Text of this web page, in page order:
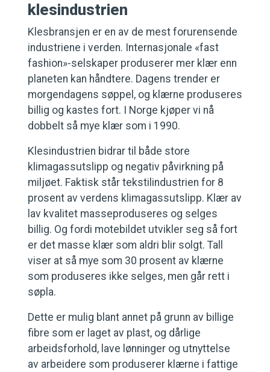
klesindustrien
Klesbransjen er en av de mest forurensende
industriene i verden. Internasjonale «fast
fashion»-selskaper produserer mer klær enn
planeten kan håndtere. Dagens trender er
morgendagens søppel, og klærne produseres
billig og kastes fort. I Norge kjøper vi nå
dobbelt så mye klær som i 1990.
Klesindustrien bidrar til både store
klimagassutslipp og negativ påvirkning på
miljøet. Faktisk står tekstilindustrien for 8
prosent av verdens klimagassutslipp. Klær av
lav kvalitet masseproduseres og selges
billig. Og fordi motebildet utvikler seg så fort
er det masse klær som aldri blir solgt. Tall
viser at så mye som 30 prosent av klærne
som produseres ikke selges, men går rett i
søpla.
Dette er mulig blant annet på grunn av billige
fibre som er laget av plast, og dårlige
arbeidsforhold, lave lønninger og utnyttelse
av arbeidere som produserer klærne i fattige